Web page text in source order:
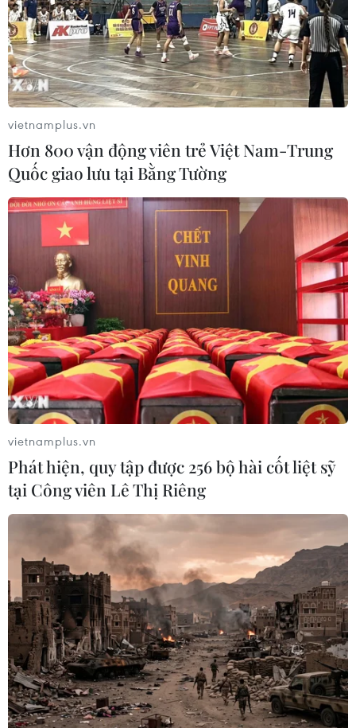
vietnamplus.vn
Hơn 800 vận động viên trẻ Việt Nam-Trung
Quốc giao lưu tại Bằng Tường
vietnamplus.vn
Phát hiện, quy tập được 256 bộ hài cốt liệt sỹ
tại Công viên Lê Thị Riêng